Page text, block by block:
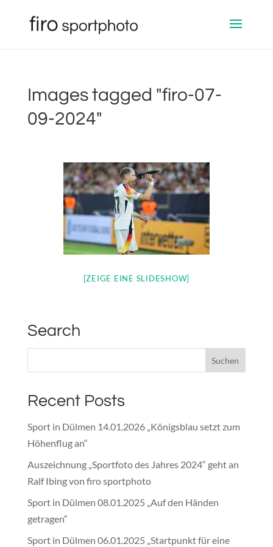
Images tagged "firo-07-
09-2024"
[ZEIGE EINE SLIDESHOW]
Search
Recent Posts
Sport in Dülmen 14.01.2026 „Königsblau setzt zum
Höhenflug an“
Auszeichnung „Sportfoto des Jahres 2024“ geht an
Ralf Ibing von firo sportphoto
Sport in Dülmen 08.01.2025 „Auf den Händen
getragen“
Sport in Dülmen 06.01.2025 „Startpunkt für eine